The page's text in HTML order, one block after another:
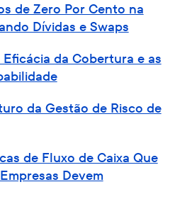
de Zero Por Cento na
Dívidas e Swaps
da Cobertura e as
da Gestão de Risco de
de Fluxo de Caixa Que
Devem